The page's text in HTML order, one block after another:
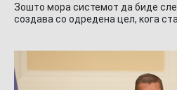
Зошто мора системот да биде
создава со одредена цел, кога